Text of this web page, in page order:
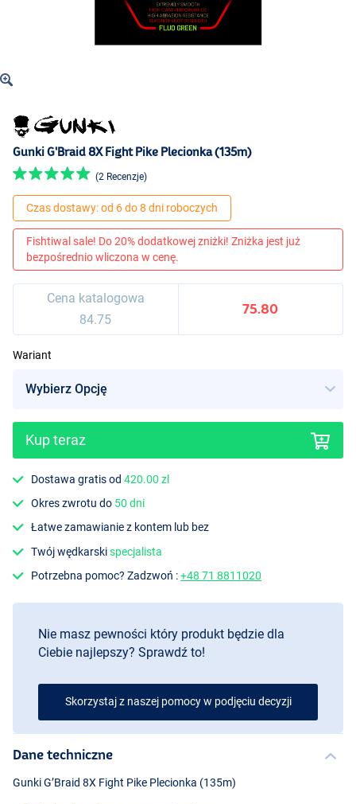
Gunki G'Braid 8X Fight Pike Plecionka (135m)
(2 Recenzje)
Czas dostawy: od 6 do 8 dni roboczych
Fishtiwal sale! Do 20% dodatkowej zniżki! Zniżka jest już
bezpośrednio wliczona w cenę.
Cena katalogowa
84.75
75.80
Wariant
Kup teraz
Dostawa gratis od420.00 zl
Okres zwrotu do 50 dni
Łatwe zamawianie z kontem lub bez
Twój wędkarskispecjalista
Potrzebna pomoc? Zadzwoń :+48 71 8811020
Nie masz pewności który produkt będzie dla
Ciebie najlepszy? Sprawdź to!
Skorzystaj z naszej pomocy w podjęciu decyzji
Dane techniczne
Gunki G’Braid 8X Fight Pike Plecionka (135m)